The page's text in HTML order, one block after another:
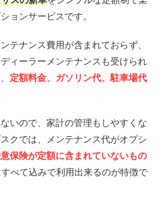
ョンサービスです。
テナンス費用が含まれておらず、
ィーラーメンテナンスも受けられ
定額料金、ガソリン代、駐車場代
いので、家計の管理もしやすくな
クでは、メンテナンス代がオプシ
保険が定額に含まれていないもの
べて込みで利用出来るのが特徴で